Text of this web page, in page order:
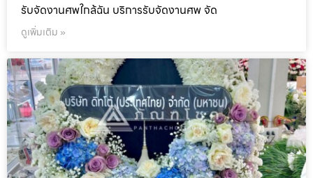
รับจัดงานศพใกล้ฉัน บริการรับจัดงานศพ จัด
ดูเพิ่มเติม »